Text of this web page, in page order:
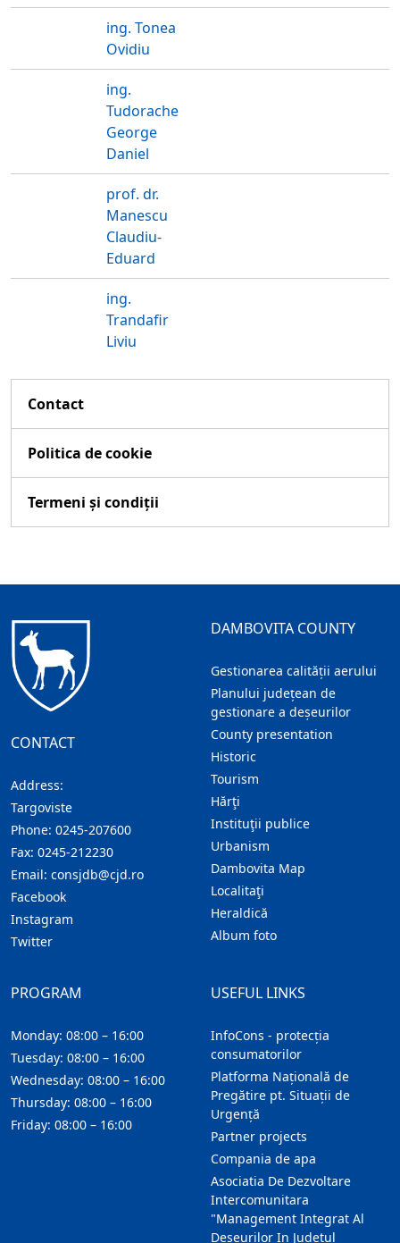
ing. Tonea
Ovidiu
ing.
Tudorache
George
Daniel
prof. dr.
Manescu
Claudiu-
Eduard
ing.
Trandafir
Liviu
Contact
Politica de cookie
Termeni și condiții
CONTACT
Address:
Targoviste
Phone: 0245-207600
Fax: 0245-212230
Email: consjdb@cjd.ro
Facebook
Instagram
Twitter
DAMBOVITA COUNTY
Gestionarea calității aerului
Planului județean de
gestionare a deșeurilor
County presentation
Historic
Tourism
Hărţi
Instituţii publice
Urbanism
Dambovita Map
Localitaţi
Heraldică
Album foto
USEFUL LINKS
InfoCons - protecția
consumatorilor
Platforma Națională de
Pregătire pt. Situații de
Urgență
Partner projects
Compania de apa
Asociatia De Dezvoltare
Intercomunitara
"Management Integrat Al
Deseurilor In Judetul
PROGRAM
Monday: 08:00 – 16:00
Tuesday: 08:00 – 16:00
Wednesday: 08:00 – 16:00
Thursday: 08:00 – 16:00
Friday: 08:00 – 16:00